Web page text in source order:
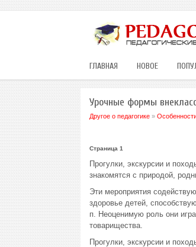
ГЛАВНАЯ НОВОЕ
Урочные формы
Другое о педагогике»
Страница 1
Прогулки, экскурсии и
знакомятся с природой,
Эти мероприятия
здоровье детей,
п. Неоценимую роль они
товарищества.
Прогулки, экскурсии и